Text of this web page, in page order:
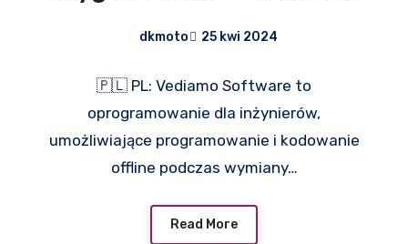
dkmoto 25 kwi 2024
🇵🇱 PL: Vediamo Software to
oprogramowanie dla inżynierów,
umożliwiające programowanie i kodowanie
offline podczas wymiany…
Read More